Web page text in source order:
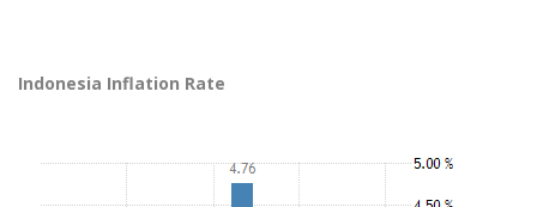
Indonesia Inflation Rate